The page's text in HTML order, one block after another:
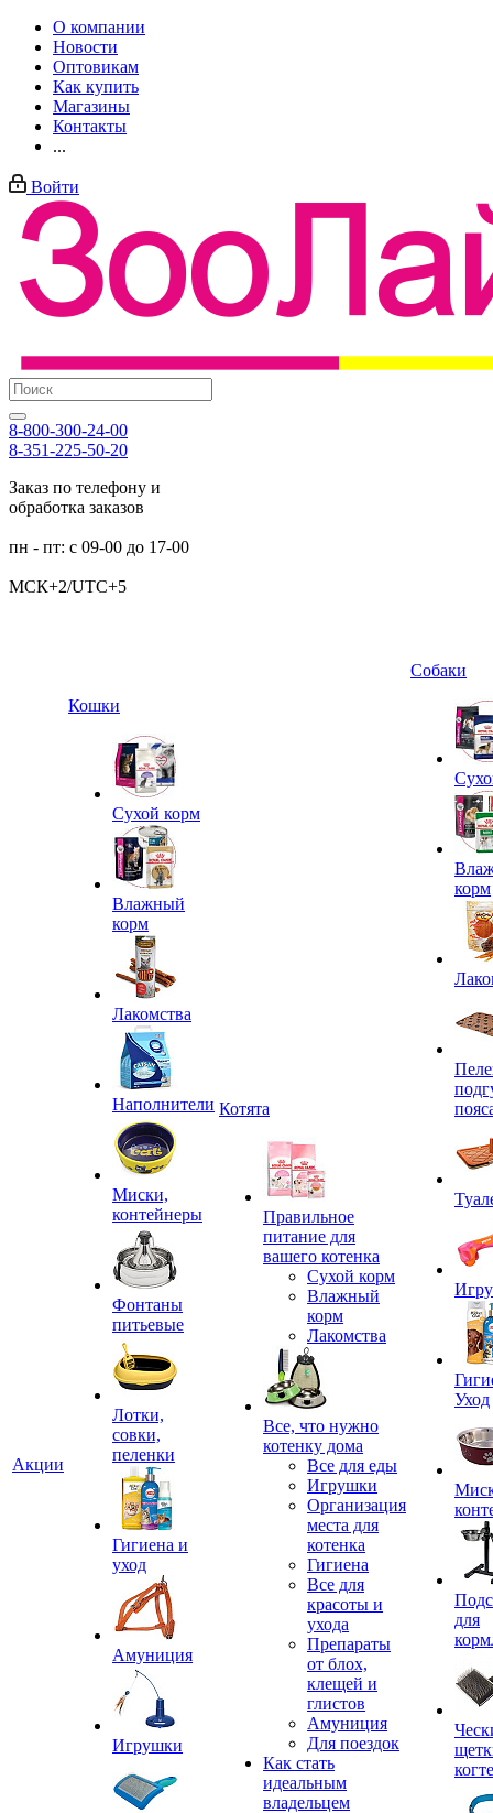
О компании
Новости
Оптовикам
Как купить
Магазины
Контакты
...
Войти
8-800-300-24-00
8-351-225-50-20
Заказ по телефону и
обработка заказов
пн - пт: с 09-00 до 17-00
МСК+2/UTC+5
Акции
Кошки
Сухой корм
Влажный
корм
Лакомства
Наполнители
Миски,
контейнеры
Фонтаны
питьевые
Лотки,
совки,
пеленки
Гигиена и
уход
Амуниция
Игрушки
Котята
Правильное
питание для
вашего котенка
Сухой корм
Влажный
корм
Лакомства
Все, что нужно
котенку дома
Все для еды
Игрушки
Организация
места для
котенка
Гигиена
Все для
красоты и
ухода
Препараты
от блох,
клещей и
глистов
Амуниция
Для поездок
Как стать
идеальным
владельцем
Собаки
корм
Уход
для